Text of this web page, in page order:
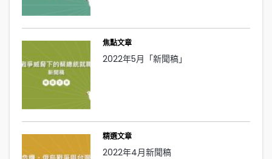
焦點文章
2022年5月「新聞稿」
精選文章
2022年4月新聞稿